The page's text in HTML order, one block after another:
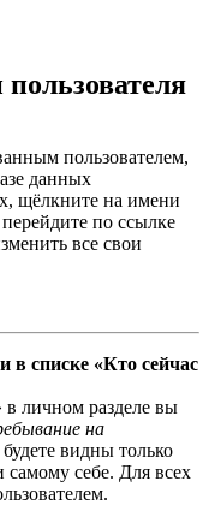
пользователем,
данных
щёлкните на имени
по ссылке
все свои
в списке «Кто сейчас
личном разделе вы
на
видны только
самому себе. Для всех